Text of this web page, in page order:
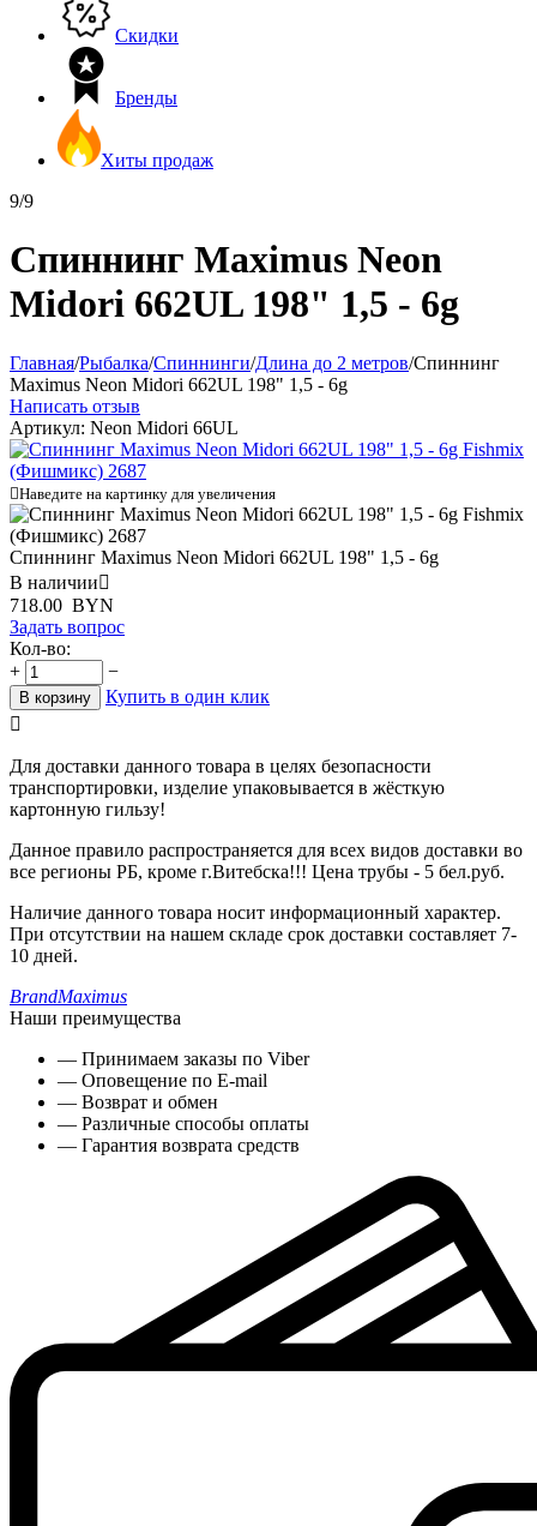
Скидки
Бренды
Хиты продаж
9/9
Спиннинг Maximus Neon
Midori 662UL 198" 1,5 - 6g
Главная/Рыбалка/Спиннинги/Длина до 2 метров/Спиннинг
Maximus Neon Midori 662UL 198" 1,5 - 6g
Написать отзыв
Артикул: Neon Midori 66UL
Наведите на картинку для увеличения
Спиннинг Maximus Neon Midori 662UL 198" 1,5 - 6g
В наличии
718.00 BYN
Задать вопрос
Кол-во:
+
−
В корзину
Купить в один клик

Для доставки данного товара в целях безопасности
транспортировки, изделие упаковывается в жёсткую
картонную гильзу!
Данное правило распространяется для всех видов доставки во
все регионы РБ, кроме г.Витебска!!! Цена трубы - 5 бел.руб.
Наличие данного товара носит информационный характер.
При отсутствии на нашем складе срок доставки составляет 7-
10 дней.
BrandMaximus
Наши преимущества
— Принимаем заказы по Viber
— Оповещение по E-mail
— Возврат и обмен
— Различные способы оплаты
— Гарантия возврата средств